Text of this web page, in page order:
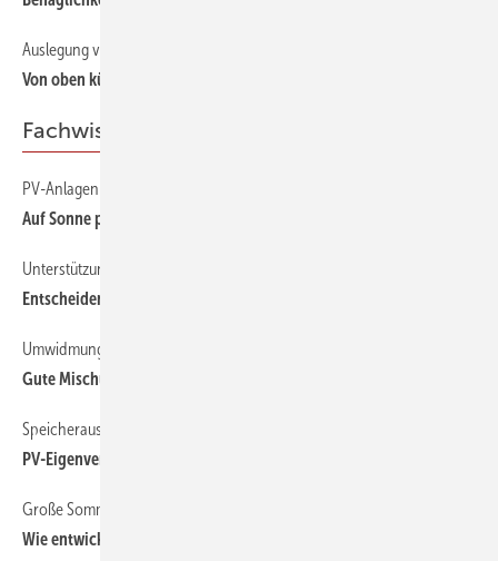
Auslegung von Kühldecken
Von oben kühlen
Fachwissen
PV-Anlagenplanung
Auf Sonne programmiert
Unterstützung bei der ­Entscheidungsfindung
Entscheiden ist Teamarbeit
Umwidmung einer Fabrikhalle
Gute Mischung aus Holz und ­(wenig) Beton
Speicherauslegung in Gewerbebetrieben
PV-Eigenverbrauch steigern
Große Sommerumfrage:
Wie entwickelt sich das Berufsbild Energie­beratung?